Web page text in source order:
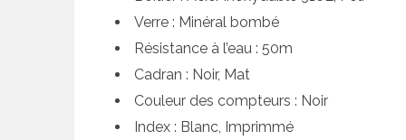
Verre : Minéral bombé
Résistance à l’eau : 50m
Cadran : Noir, Mat
Couleur des compteurs : Noir
Index : Blanc, Imprimmé